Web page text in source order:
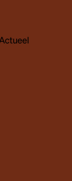
Actueel